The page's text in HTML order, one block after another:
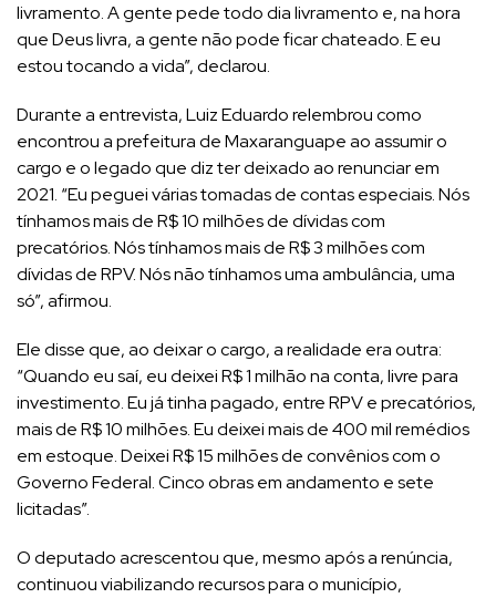
livramento. A gente pede todo dia livramento e, na hora
que Deus livra, a gente não pode ficar chateado. E eu
estou tocando a vida”, declarou.
Durante a entrevista, Luiz Eduardo relembrou como
encontrou a prefeitura de Maxaranguape ao assumir o
cargo e o legado que diz ter deixado ao renunciar em
2021. “Eu peguei várias tomadas de contas especiais. Nós
tínhamos mais de R$ 10 milhões de dívidas com
precatórios. Nós tínhamos mais de R$ 3 milhões com
dívidas de RPV. Nós não tínhamos uma ambulância, uma
só”, afirmou.
Ele disse que, ao deixar o cargo, a realidade era outra:
“Quando eu saí, eu deixei R$ 1 milhão na conta, livre para
investimento. Eu já tinha pagado, entre RPV e precatórios,
mais de R$ 10 milhões. Eu deixei mais de 400 mil remédios
em estoque. Deixei R$ 15 milhões de convênios com o
Governo Federal. Cinco obras em andamento e sete
licitadas”.
O deputado acrescentou que, mesmo após a renúncia,
continuou viabilizando recursos para o município,